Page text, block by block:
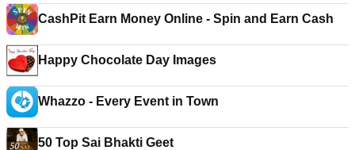
CashPit Earn Money Online - Spin and Earn Cash
Happy Chocolate Day Images
Whazzo - Every Event in Town
50 Top Sai Bhakti Geet